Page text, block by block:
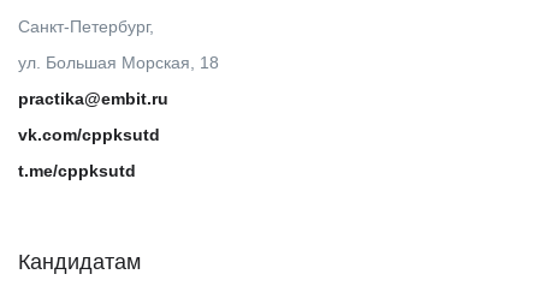
Санкт-Петербург,
ул. Большая Морская, 18
practika@embit.ru
vk.com/cppksutd
t.me/cppksutd
Кандидатам